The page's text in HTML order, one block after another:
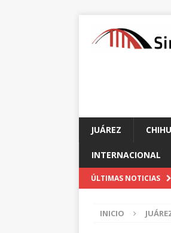
JUÁREZ
INTERNACIONAL
ÚLTIMAS NOTICIAS
INICIO